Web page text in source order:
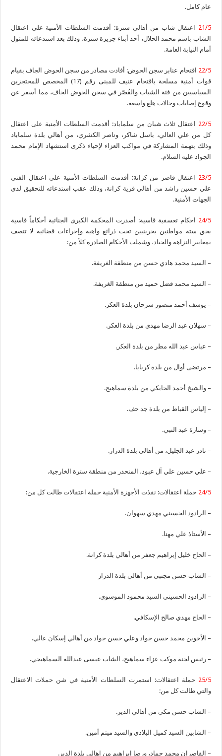
عام كامل.
21/5 اعتقال شاب من أهالي سترة: أقدمت السلطات الأمنية على اعتقال
الشاب باسم محمد الحلال، أحد أبناء جزيرة سترة، وذلك بعد استدعائه للمثول
أمام النيابة العامة.
22/5 اقتحام عنابر سجن الحوض: أفادت مصادر من سجن الحوض الجاف بقيام
قوات أمنية مسلحة باقتحام عنيف للمبنى رقم (17) المخصص للمحتجزين
السياسيين من فئة الشباب والقُصّر في سجن الحوض الجاف، مما أسفر عن
وقوع إصابات وحالات هلع واسعة.
22/5 اعتقال ثلاث شبان من سلماباد: أقدمت السلطات الأمنية على اعتقال
كل من علي العالي، باسل شاكر، وناصر الكشري، من أهالي بلدة سلماباد
وذلك بتهمة المشاركة في مواكب العزاء لإحياء ذكرى استشهاد الإمام محمد
الجواد عليه السلام.
23/5 اعتقال قاصر من كرانة: أقدمت السلطات الأمنية على اعتقال الفتى
علي حسين راشد من أهالي قرية كرانة، وذلك عقب استدعائه للتحقيق لدى
الجهات الأمنية.
24/5 احكام تعسفية قاسية: أصدرت المحكمة الكبرى الجنائية أحكاماً قاسية
بحق ستة مواطنين بحرينيين تحت ذرائع واهية وإجراءات قضائية لا تتصف
بمعايير النزاهة والحياد، وشملت الأحكام الصادرة كلاً من:
– السيد محمد هادي حسن من منطقة الغريفة.
– السيد محمد فضل حميد من منطقة الغريفة.
– يوسف أحمد منصور سرحان بلدة العكر.
– سهلان عبد الرضا مهدي من بلدة العكر.
– عباس عبد الله مطر من بلدة العكر.
– مرتضى أوال من بلدة كربابا.
– والشيخ أحمد الحايكي من بلدة سماهيج.
– إلياس القباط من بلدة جد حف.
– وسارة عبد النبي.
– نادر عبد الجليل، من أهالي بلدة الدراز.
– علي حسين علي آل عبود، المنحدر من منطقة سترة الخارجية.
24/5 حملة اعتقالات: نفذت الأجهزة الأمنية حملة اعتقالات طالت كل من:
– الرادود الحسيني مهدي سهوان.
– الأستاذ علي مهنا.
– الحاج خليل إبراهيم جعفر من أهالي بلدة كرانة.
– الشاب حسن مجتبى من أهالي بلدة الدراز
– الرادود الحسيني السيد محمود الموسوي.
– الحاج مهدي صالح الإسكافي.
– الأخوين محمد حسن جواد وعلي حسن جواد من أهالي إسكان عالي.
– رئيس لجنة موكب عزاء سماهيج، الشاب عيسى عبدالله السماهيجي.
25/5 حملة اعتقالات: استمرت السلطات الأمنية في شن حملات الاعتقال
والتي طالت كل من:
– الشاب حسن مكي من أهالي الدير.
– الشابين السيد كميل البلادي والسيد ميثم أمين.
– القاصران محمد حماد، ورضا إبراهيم من اهالي بلدة الدير.